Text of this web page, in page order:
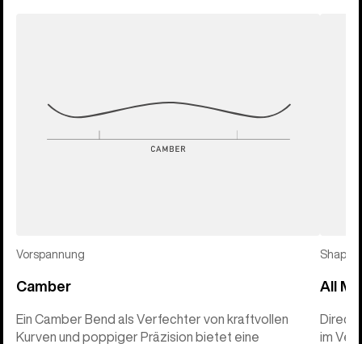
Vorspannung
Camber
Ein Camber Bend als Verfechter von kraftvollen
Kurven und poppiger Präzision bietet eine
Shape
All
im